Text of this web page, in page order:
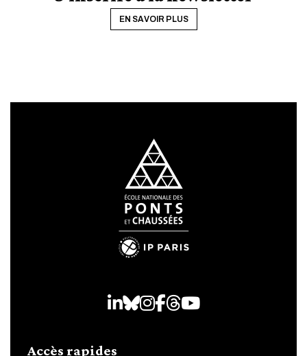
EN SAVOIR PLUS
LinkedIn
Bluesky
Instagram
Facebook
Threads
Youtube
Accès rapides